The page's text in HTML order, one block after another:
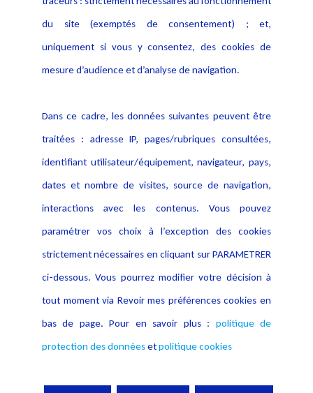
Déclaration d'accessibilité
Notice Légale
Politique de protection des
données
Publications
du site (exemptés de consentement) ; et,
uniquement si vous y consentez, des cookies de
mesure d’audience et d’analyse de navigation.
Dans ce cadre, les données suivantes peuvent être
traitées : adresse IP, pages/rubriques consultées,
identifiant utilisateur/équipement, navigateur, pays,
dates et nombre de visites, source de navigation,
interactions avec les contenus. Vous pouvez
paramétrer vos choix à l’exception des cookies
strictement nécessaires en cliquant sur PARAMETRER
ci-dessous. Vous pourrez modifier votre décision à
tout moment via Revoir mes préférences cookies en
bas de page. Pour en savoir plus : politique de
protection des donnéesetpolitique cookies